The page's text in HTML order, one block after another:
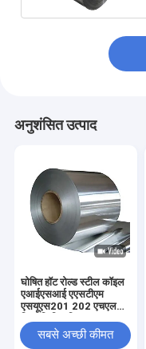
अनुशंसित उत्पाद
घोषित हॉट रोल्ड स्टील कॉइल
एआईएसआई एएसटीएम
एसयूएस201 202 एचएल
सबसे अच्छी कीमत